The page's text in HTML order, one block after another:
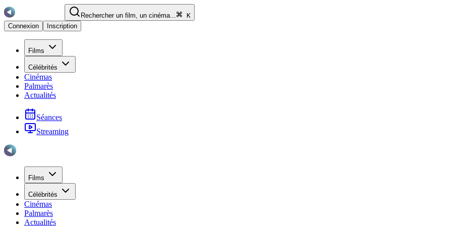
Rechercher un film, un cinéma...
K
Connexion
Inscription
Films
Célébrités
Cinémas
Palmarès
Actualités
Séances
Streaming
Films
Célébrités
Cinémas
Palmarès
Actualités